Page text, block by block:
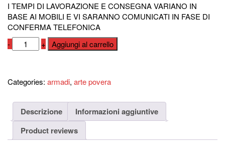
I TEMPI DI LAVORAZIONE E CONSEGNA VARIANO IN
BASE AI MOBILI E VI SARANNO COMUNICATI IN FASE DI
CONFERMA TELEFONICA
-Armadio
art.
+ Aggiungi al carrello
Categories: armadi, arte povera
Descrizione
Informazioni aggiuntive
Product reviews